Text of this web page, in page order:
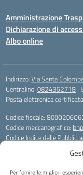
Per fornire le migliori
Amministrazione
Dichiarazione di
Albo online
Indirizzo:Via Santa
Centralino:0824362718
Posta elettronica
Codice fiscale:
Codice meccanografico:
Codice Indice delle